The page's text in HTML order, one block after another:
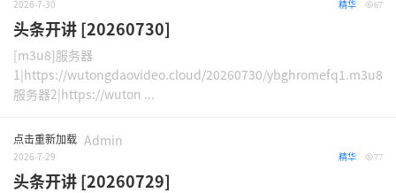
2026-7-30 67
精华
头条开讲 [20260730]
[m3u8]服务器
1|https://wutongdaovideo.cloud/20260730/ybghromefq1.m3u8
服务器2|https://wuton ...
点击重新加载 Admin
2026-7-29 77
精华
头条开讲 [20260729]